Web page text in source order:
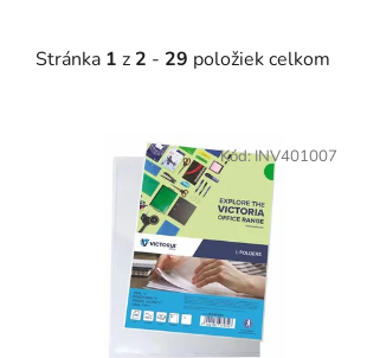
Stránka 1 z 2 - 29 položiek celkom
Kód:INV401007